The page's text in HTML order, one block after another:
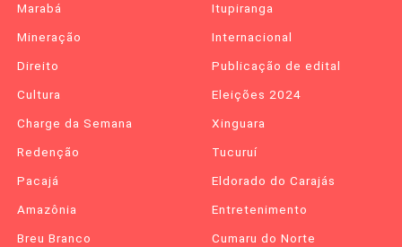
Marabá
Itupiranga
Mineração
Internacional
Direito
Publicação de edital
Cultura
Eleições 2024
Charge da Semana
Xinguara
Redenção
Tucuruí
Pacajá
Eldorado do Carajás
Amazônia
Entretenimento
Breu Branco
Cumaru do Norte